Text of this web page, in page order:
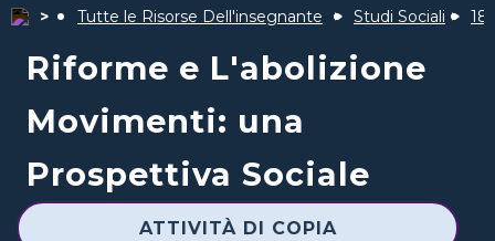
Tutte le Risorse Dell'insegnante Studi Sociali
Riforme e L'abolizione
Movimenti: una
Prospettiva Sociale
ATTIVITÀ DI COPIA